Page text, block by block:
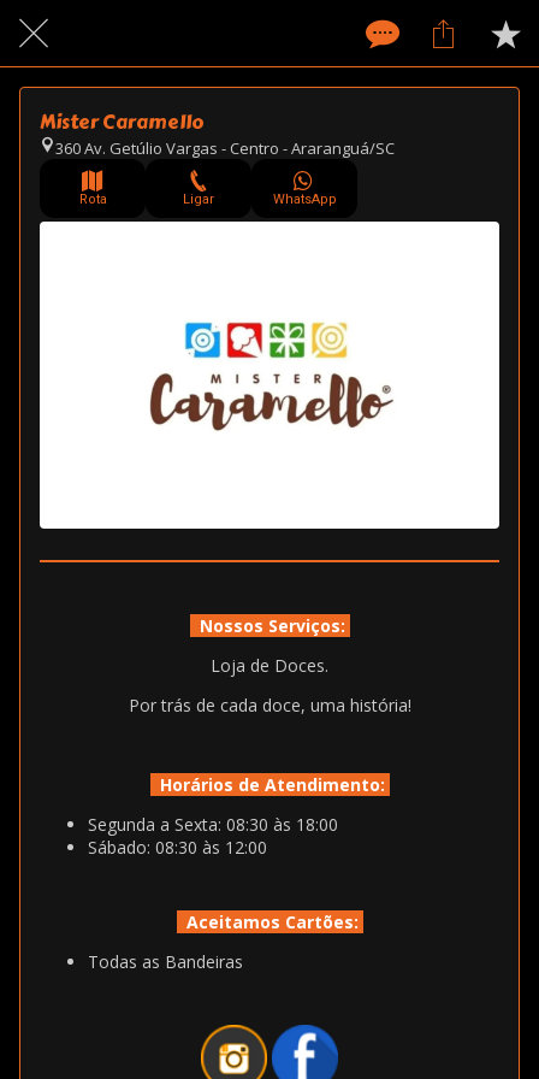
Mister Caramello
360 Av. Getúlio Vargas - Centro - Araranguá/SC
Rota Ligar WhatsApp
Nossos Serviços:
Loja de Doces.
Por trás de cada doce, uma história!
Horários de Atendimento:
Segunda a Sexta: 08:30 às 18:00
Sábado: 08:30 às 12:00
Aceitamos Cartões:
Todas as Bandeiras